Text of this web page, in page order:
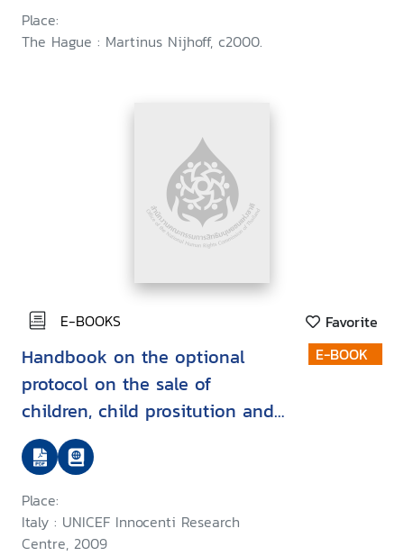
Place:
The Hague : Martinus Nijhoff, c2000.
E-BOOKS Favorite
Handbook on the optional
protocol on the sale of
children, child prositution and
child pornography
Place:
Italy : UNICEF Innocenti Research
Centre, 2009
E-BOOK